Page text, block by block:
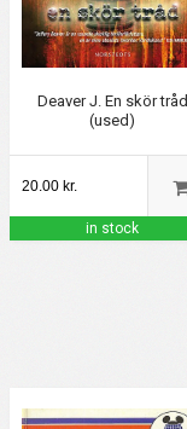
Deaver J. En skör tråd
(used)
20.00 kr.
in stock